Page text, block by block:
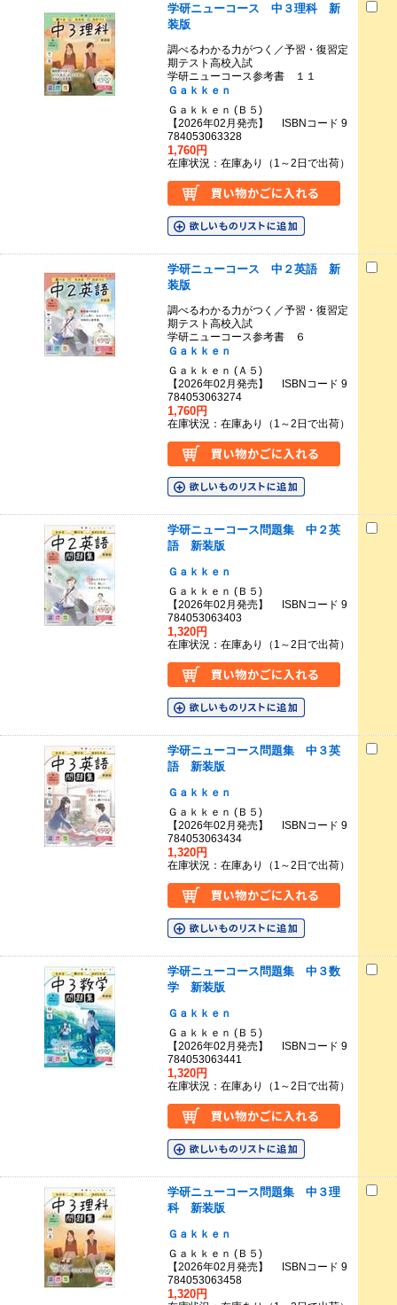
学研ニューコース 中３理科 新
装版
調べるわかる力がつく／予習・復習定
期テスト高校入試
学研ニューコース参考書 １１
Ｇａｋｋｅｎ
Ｇａｋｋｅｎ (Ｂ５)
【2026年02月発売】 ISBNコード 9
784053063328
1,760円
在庫状況：在庫あり（1～2日で出荷）
学研ニューコース 中２英語 新
装版
調べるわかる力がつく／予習・復習定
期テスト高校入試
学研ニューコース参考書 ６
Ｇａｋｋｅｎ
Ｇａｋｋｅｎ (Ａ５)
【2026年02月発売】 ISBNコード 9
784053063274
1,760円
在庫状況：在庫あり（1～2日で出荷）
学研ニューコース問題集 中２英
語 新装版
Ｇａｋｋｅｎ
Ｇａｋｋｅｎ (Ｂ５)
【2026年02月発売】 ISBNコード 9
784053063403
1,320円
在庫状況：在庫あり（1～2日で出荷）
学研ニューコース問題集 中３英
語 新装版
Ｇａｋｋｅｎ
Ｇａｋｋｅｎ (Ｂ５)
【2026年02月発売】 ISBNコード 9
784053063434
1,320円
在庫状況：在庫あり（1～2日で出荷）
学研ニューコース問題集 中３数
学 新装版
Ｇａｋｋｅｎ
Ｇａｋｋｅｎ (Ｂ５)
【2026年02月発売】 ISBNコード 9
784053063441
1,320円
在庫状況：在庫あり（1～2日で出荷）
学研ニューコース問題集 中３理
科 新装版
Ｇａｋｋｅｎ
Ｇａｋｋｅｎ (Ｂ５)
【2026年02月発売】 ISBNコード 9
784053063458
1,320円